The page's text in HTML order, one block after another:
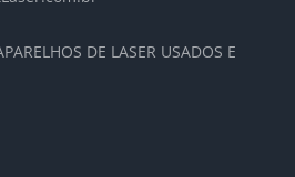
DE LASER USADOS E